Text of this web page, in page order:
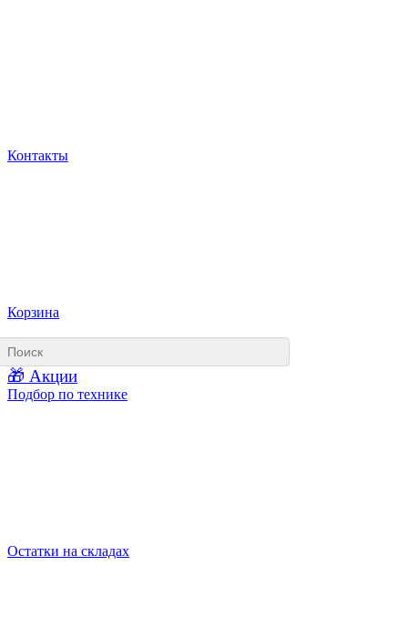
Контакты
Корзина
🎁 Акции
Подбор по технике
Остатки на складах